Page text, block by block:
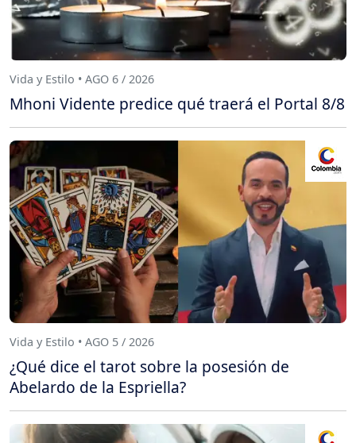
Vida y Estilo • AGO 6 / 2026
Mhoni Vidente predice qué traerá el Portal 8/8
Vida y Estilo • AGO 5 / 2026
¿Qué dice el tarot sobre la posesión de
Abelardo de la Espriella?